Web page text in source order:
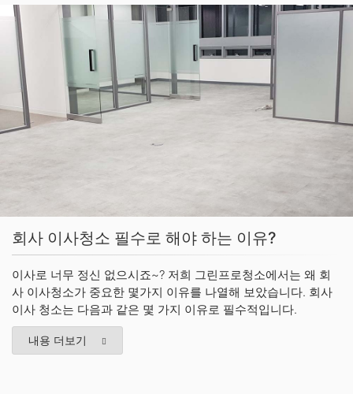
회사 이사청소 필수로 해야 하는 이유?
이사로 너무 정신 없으시죠~? 저희 그린프로청소에서는 왜 회
사 이사청소가 중요한 몇가지 이유를 나열해 보았습니다. 회사
이사 청소는 다음과 같은 몇 가지 이유로 필수적입니다.
내용 더보기